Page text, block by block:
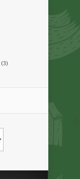
(3)